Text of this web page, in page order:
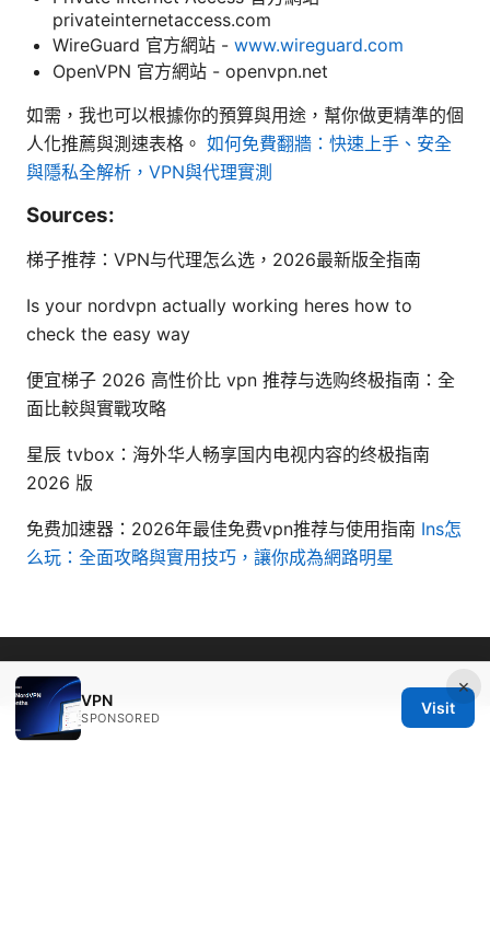
privateinternetaccess.com
WireGuard 官方網站 - www.wireguard.com
OpenVPN 官方網站 - openvpn.net
如需，我也可以根據你的預算與用途，幫你做更精準的個
人化推薦與測速表格。 如何免費翻牆：快速上手、安全
與隱私全解析，VPN與代理實測
Sources:
梯子推荐：VPN与代理怎么选，2026最新版全指南
Is your nordvpn actually working heres how to
check the easy way
便宜梯子 2026 高性价比 vpn 推荐与选购终极指南：全
面比較與實戰攻略
星辰 tvbox：海外华人畅享国内电视内容的终极指南
2026 版
免费加速器：2026年最佳免费vpn推荐与使用指南 Ins怎
么玩：全面攻略與實用技巧，讓你成為網路明星
×
VPN
SPONSORED
Visit